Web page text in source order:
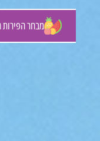
מבחר הפירות היומי